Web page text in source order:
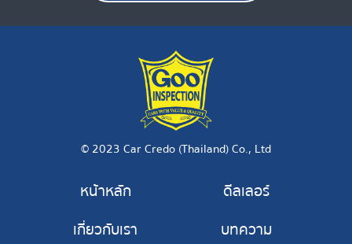
© 2023 Car Credo (Thailand) Co., Ltd
หน้าหลัก
เกี่ยวกับเรา
ดีลเลอร์
บทความ